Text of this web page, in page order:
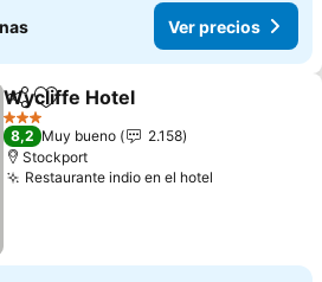
Ver precios
CompartirAgregar a favoritos
Wycliffe Hotel
3 Estrellas
8,2 Muy bueno
2.158
Stockport
Restaurante indio en el hotel